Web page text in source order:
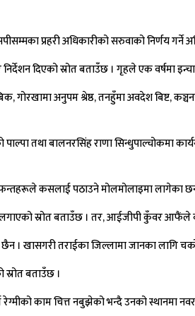
प्रहरी अधिकारीको सरुवाको निर्णय गर्ने
दिएको स्रोत बताउँछ । गृहले एक वर्षमा
गोरखामा अनुपम श्रेष्ठ, तनहुँमा अवदेश बिष्ट,
तथा बालनरसिंह राणा सिन्धुपाल्चोकमा
कसलाई पठाउने मोलमोलाइमा लागेका
स्रोत बताउँछ । तर, आईजीपी कुँवर आफैंले
खासगरी तराईका जिल्लामा जानका लागि चर्को
बताउँछ ।
काम चित्त नबुझेको भन्दै उनको स्थानमा